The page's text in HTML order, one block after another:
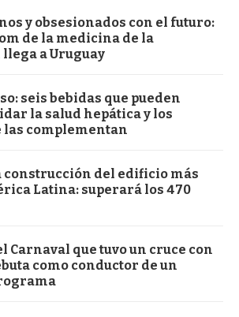
y obsesionados con el futuro:
de la medicina de la
a Uruguay
seis bebidas que pueden
la salud hepática y los
las complementan
construcción del edificio más
Latina: superará los 470
Carnaval que tuvo un cruce con
como conductor de un